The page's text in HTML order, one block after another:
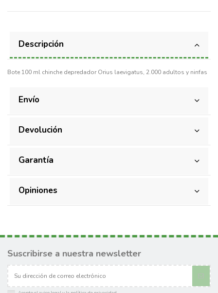
Descripción
Bote 100 ml chinche depredador Orius laevigatus, 2.000 adultos y ninfas
Envío
Devolución
Garantía
Opiniones
Suscribirse a nuestra newsletter